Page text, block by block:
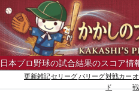
日本プロ野球の試合結果のスコア情
更新雑記セリーグパリーグ対戦カー
ド
戦